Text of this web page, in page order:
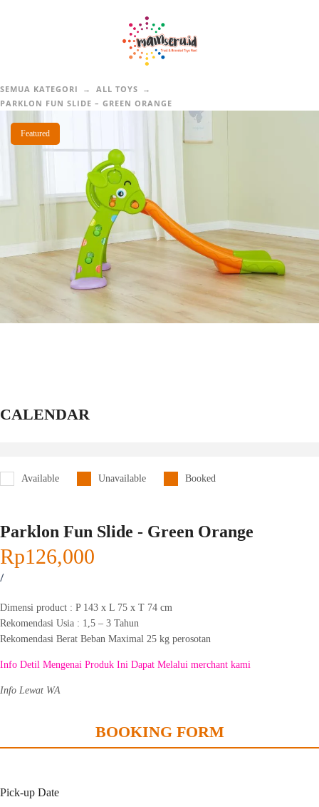
SEMUA KATEGORI
ALL TOYS
PARKLON FUN SLIDE – GREEN ORANGE
Featured
CALENDAR
Available Unavailable Booked
Parklon Fun Slide - Green Orange
Rp126,000
/
Dimensi product : P 143 x L 75 x T 74 cm
Rekomendasi Usia : 1,5 – 3 Tahun
Rekomendasi Berat Beban Maximal 25 kg perosotan
Info Detil Mengenai Produk Ini Dapat Melalui merchant kami
Info Lewat WA
BOOKING FORM
Pick-up Date